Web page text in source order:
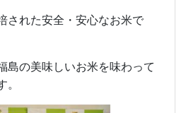
された安全・安心なお米で
島の美味しいお米を味わって
。